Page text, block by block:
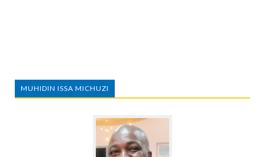
MUHIDIN ISSA MICHUZI